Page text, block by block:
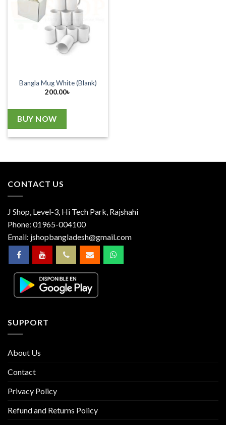
Bangla Mug White (Blank)
200.00৳
BUY NOW
CONTACT US
J Shop, Level-3, Hi Tech Park, Rajshahi
Phone: 01965-004100
Email: jshopbangladesh@gmail.com
SUPPORT
About Us
Contact
Privacy Policy
Refund and Returns Policy